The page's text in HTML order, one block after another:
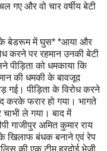
गए और वो चार वर्षीय बेटी
बेडरूम में घुस* *आया और
करने पर रहमान उनकी बेटी
को धमकाया कि
की धमकी के बावजूद
गई। पीड़िता के विरोध करने
करके फरार हो गया। भागते
ले गया। बाद में
गाजीपुर अमित कुमार राय
खिलाफ बंधक बनाने एवं रेप
की एक टीम हरदोई भेजी